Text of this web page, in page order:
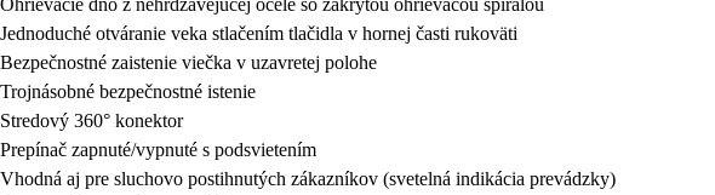
Jednoduché otváranie veka stlačením tlačidla v hornej časti rukoväti
Bezpečnostné zaistenie viečka v uzavretej polohe
Trojnásobné bezpečnostné istenie
Stredový 360° konektor
Prepínač zapnuté/vypnuté s podsvietením
Vhodná aj pre sluchovo postihnutých zákazníkov (svetelná indikácia prevádzky)